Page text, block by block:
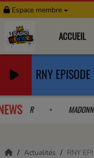
Espace membre
ACCUEIL
RNY
A PAS VU VENIR
Actualités RNY